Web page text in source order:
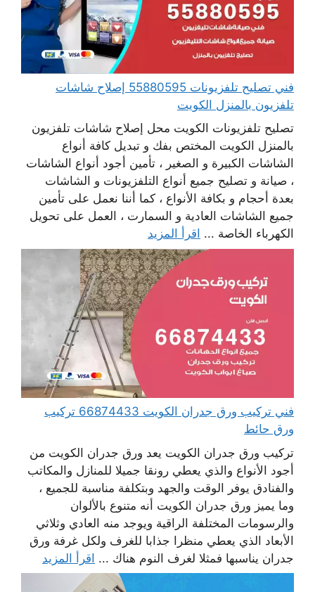
فني تصليح تلفزيونات 55880595 إصلاح شاشات
تلفزيون بالمنزل الكويت
تصليح تلفزيونات الكويت محل إصلاح شاشات تلفزيون
بالمنزل الكويت المختص بفك و تبديل كافة أنواع
الشاشات الكبيرة و الصغير ، تأمين أجود أنواع الشاشات
، صيانة و تصليح جميع أنواع التلفزيونات و الشاشات
بعدة أحجام و بكافة الأنواع ، كما أننا نعمل على تأمين
جميع الشاشات العادية و السمارت ، العمل على تحويل
الكهرباء الخاصة ... اقرأ المزيد
فني تركيب ورق جدران الكويت 66874433 تركيب
ورق حائط
تركيب ورق جدران الكويت يعد ورق جدران الكويت من
أجود الأنواع والذي يعطي رونقا جميلا للمنازل والمكاتب
والفنادق يوفر الوقت والجهد وبتكلفة مناسبة للجميع ،
وما يميز ورق جدران الكويت أنه متنوع بالألوان
والرسومات المختلفة الراقية ويوجد منه العادي وثلاثي
الأبعاد الذي يعطي منظرا جذابا للغرف ولكل غرفة ورق
جدران يناسبها فمثلا لغرف النوم هناك ... اقرأ المزيد